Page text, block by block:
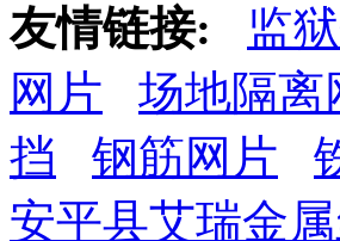
友情链接:
监
网片
场地隔离
挡
钢筋网片
安平县艾瑞金